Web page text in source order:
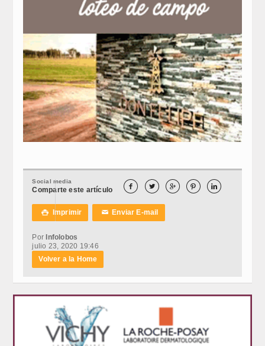
Social media
Comparte este artículo     
 Imprimir ✉Enviar E-mail
Por Infolobos
julio 23, 2020 19:46
Volver a la Home